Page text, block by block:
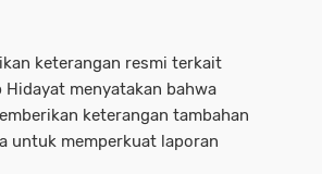
keterangan resmi terkait
Hidayat menyatakan bahwa
keterangan tambahan
untuk memperkuat laporan